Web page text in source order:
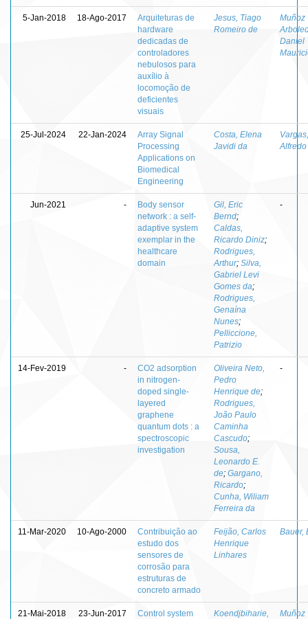
5-Jan-2018 18-Ago-2017
Arquiteturas de
hardware
dedicadas de
controladores
nebulosos para
auxílio à
locomoção de
deficientes
visuais
Jesus, Tiago
Romeiro de
Muñoz
Daniel
25-Jul-2024 22-Jan-2024
Array Signal
Processing
Applications on
Biomedical
Engineering
Costa, Elena
Javidi da
Jun-2021 -
Body sensor
network : a self-
adaptive system
exemplar in the
healthcare
domain
Gil, Eric
Bernd;
Caldas,
Ricardo Diniz;
Rodrigues,
Arthur; Silva,
Gabriel Levi
Gomes da;
Rodrigues,
Genaína
Nunes;
Pelliccione,
Patrizio
-
14-Fev-2019 -
CO2 adsorption
in nitrogen-
doped single-
layered
graphene
quantum dots : a
spectroscopic
investigation
Oliveira Neto,
Pedro
Henrique de;
Rodrigues,
João Paulo
Caminha
Cascudo;
Sousa,
Leonardo E.
de; Gargano,
Ricardo;
Cunha, Wiliam
Ferreira da
-
11-Mar-2020 10-Ago-2000
Contribuição ao
estudo dos
sensores de
corrosão para
estruturas de
concreto armado
Feijão, Carlos
Henrique
Linhares
Bauer,
21-Mai-2018 23-Jun-2017
Control system
Koendjbiharie,
Muñoz